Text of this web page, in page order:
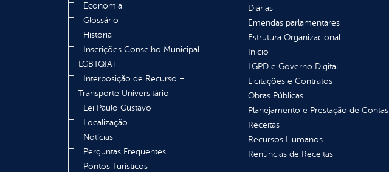
Economia
Glossário
História
Inscrições Conselho Municipal
LGBTQIA+
Interposição de Recurso –
Transporte Universitário
Lei Paulo Gustavo
Localização
Notícias
Perguntas Frequentes
Pontos Turísticos
Diárias
Emendas parlamentares
Estrutura Organizacional
Inicio
LGPD e Governo Digital
Licitações e Contratos
Obras Públicas
Planejamento e Prestação de Contas
Receitas
Recursos Humanos
Renúncias de Receitas